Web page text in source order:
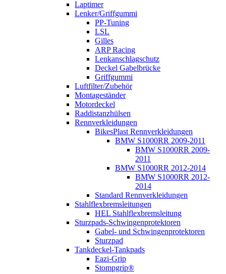
Laptimer
Lenker/Griffgummi
PP-Tuning
LSL
Gilles
ARP Racing
Lenkanschlagschutz
Deckel Gabelbrücke
Griffgummi
Luftfilter/Zubehör
Montageständer
Motordeckel
Raddistanzhülsen
Rennverkleidungen
BikesPlast Rennverkleidungen
BMW S1000RR 2009-2011
BMW S1000RR 2009-
2011
BMW S1000RR 2012-2014
BMW S1000RR 2012-
2014
Standard Rennverkleidungen
Stahlflexbremsleitungen
HEL Stahlflexbremsleitung
Sturzpads-Schwingenprotektoren
Gabel- und Schwingenprotektoren
Sturzpad
Tankdeckel-Tankpads
Eazi-Grip
Stompgrip®